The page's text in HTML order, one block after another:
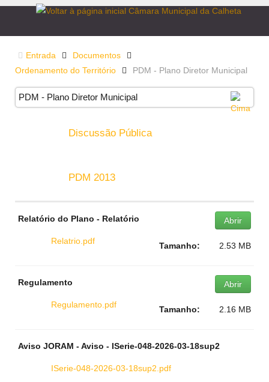
Entrada
Documentos
Ordenamento do Território
PDM - Plano Diretor Municipal
PDM - Plano Diretor Municipal
Discussão Pública
PDM 2013
Relatório do Plano - Relatório
Relatrio.pdf
Abrir
Tamanho: 2.53 MB
Regulamento
Regulamento.pdf
Abrir
Tamanho: 2.16 MB
Aviso JORAM - Aviso - ISerie-048-2026-03-18sup2
ISerie-048-2026-03-18sup2.pdf